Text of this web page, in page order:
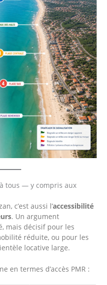
tous — y compris aux
c’est aussi l’accessibilité
. Un argument
mais décisif pour les
réduite, ou pour les
locative large.
en termes d’accès PMR :